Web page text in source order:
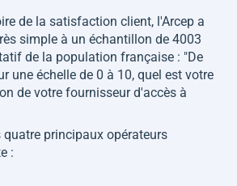
de la satisfaction client, l'Arcep a
simple à un échantillon de 4003
de la population française : "De
une échelle de 0 à 10, quel est votre
de votre fournisseur d'accès à
quatre principaux opérateurs
: